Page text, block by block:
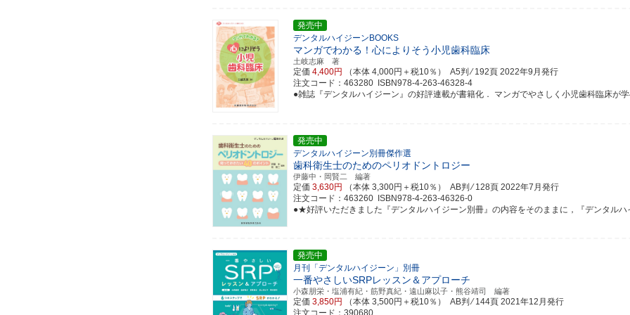
発売中
デンタルハイジーンBOOKS
マンガでわかる！心によりそう小児歯科臨床
土岐志麻 著
定価 4,400円 （本体 4,000円＋税10％） A5判 ⁄ 192頁 2022年9月発行
注文コード：463280 ISBN978-4-263-46328-4
●雑誌『デンタルハイジーン』の好評連載が書籍化． マンガでやさしく小児歯科臨床が学
発売中
デンタルハイジーン別冊傑作選
歯科衛生士のためのペリオドントロジー
伊藤中・岡賢二 編著
定価 3,630円 （本体 3,300円＋税10％） AB判 ⁄ 128頁 2022年7月発行
注文コード：463260 ISBN978-4-263-46326-0
●★好評いただきました『デンタルハイジーン別冊』の内容をそのままに，『デンタルハ
発売中
月刊「デンタルハイジーン」別冊
一番やさしいSRPレッスン＆アプローチ
小森朋栄・塩浦有紀・筋野真紀・遠山麻以子・熊谷靖司 編著
定価 3,850円 （本体 3,500円＋税10％） AB判 ⁄ 144頁 2021年12月発行